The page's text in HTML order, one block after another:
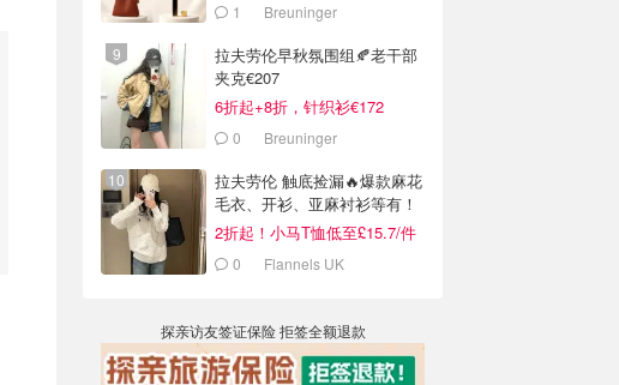
1 Breuninger
拉夫劳伦早秋氛围组🍂老干部
夹克€207
6折起+8折，针织衫€172
0 Breuninger
拉夫劳伦 触底捡漏🔥爆款麻花
毛衣、开衫、亚麻衬衫等有！
2折起！小马T恤低至£15.7/件
0 Flannels UK
探亲访友签证保险 拒签全额退款